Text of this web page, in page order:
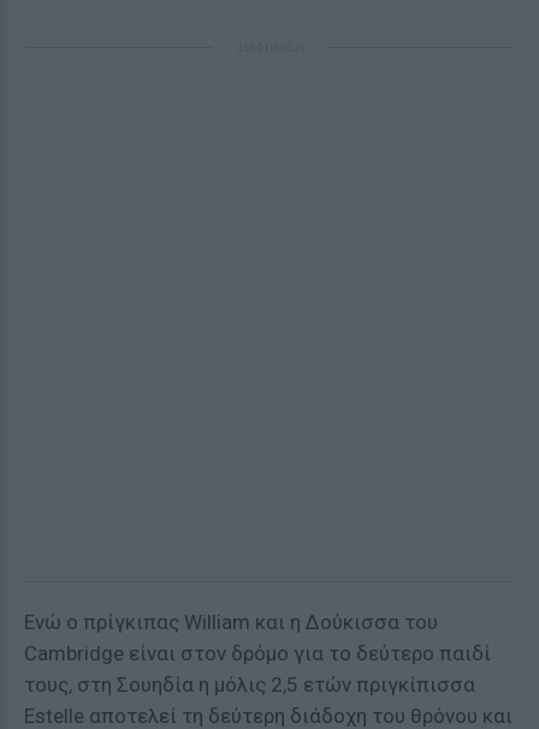
Ενώ ο πρίγκιπας William και η Δούκισσα του
Cambridge είναι στον δρόμο για το δεύτερο παιδί
τους, στη Σουηδία η μόλις 2,5 ετών πριγκίπισσα
Estelle αποτελεί τη δεύτερη διάδοχη του θρόνου και